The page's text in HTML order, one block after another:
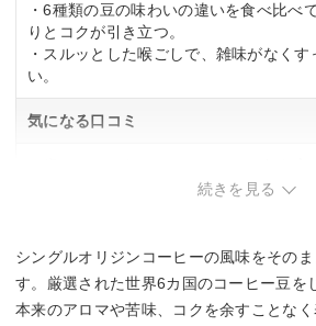
・6種類の豆の味わいの違いを食べ比べ
りとコクが引き立つ。
・スルッとした喉ごしで、雑味がなく
い。
気になる口コミ
続きを見る
シングルオリジンコーヒーの風味をその
す。厳選された世界6カ国のコーヒー豆を
本来のアロマや苦味、コクを余すことな